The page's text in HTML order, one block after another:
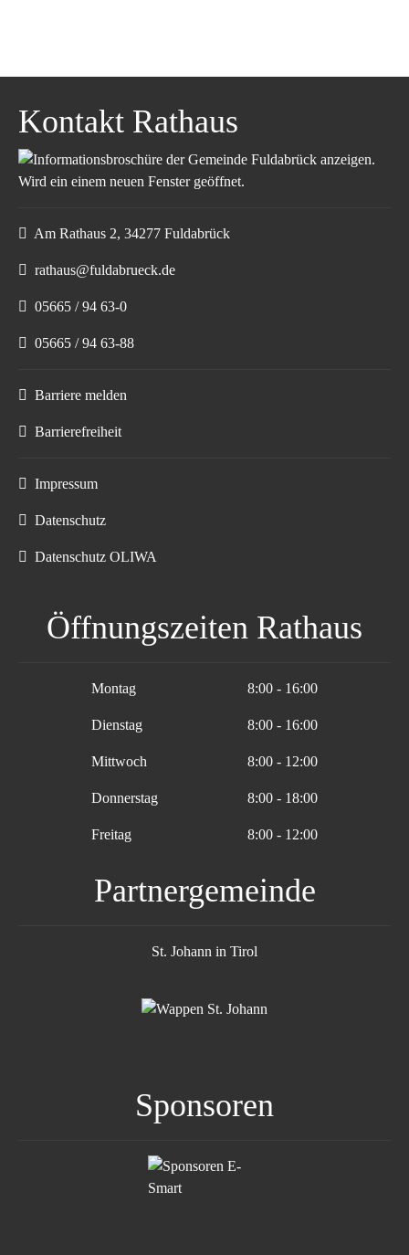
Kontakt Rathaus
Am Rathaus 2, 34277 Fuldabrück
rathaus@fuldabrueck.de
05665 / 94 63-0
05665 / 94 63-88
Barriere melden
Barrierefreiheit
Impressum
Datenschutz
Datenschutz OLIWA
Öffnungszeiten Rathaus
Montag 8:00 - 16:00
Dienstag 8:00 - 16:00
Mittwoch 8:00 - 12:00
Donnerstag 8:00 - 18:00
Freitag 8:00 - 12:00
Partnergemeinde
St. Johann in Tirol
Sponsoren